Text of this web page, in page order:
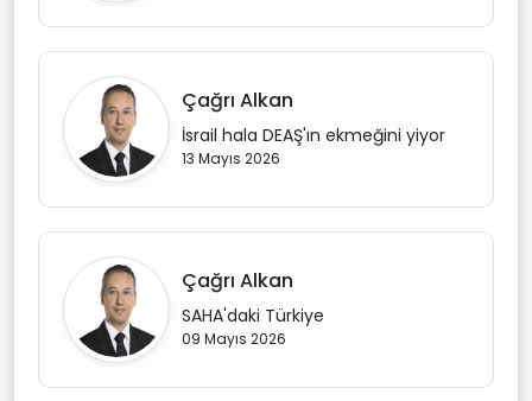
Çağrı Alkan
İsrail hala DEAŞ'ın ekmeğini yiyor
13 Mayıs 2026
Çağrı Alkan
SAHA'daki Türkiye
09 Mayıs 2026